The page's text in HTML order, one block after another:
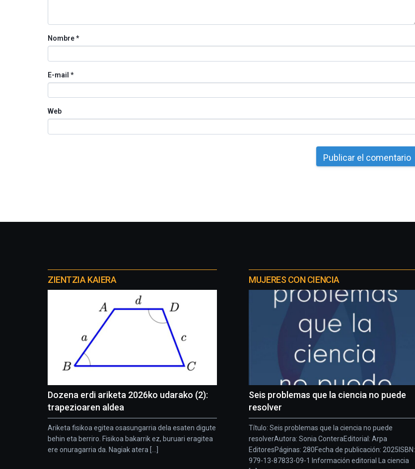
Nombre*
E-mail *
Web
proyectos
ZIENTZIA KAIERA
Dozena erdi ariketa 2026ko udarako (2):
trapezioaren aldea
Ariketa fisikoa egitea osasungarria dela esaten digute
behin eta berriro. Fisikoa bakarrik ez, buruari eragitea
ere onuragarria da. Nagiak atera [...]
MUJERES CON CIENCIA
Seis problemas que la ciencia no puede
resolver
Título: Seis problemas que la ciencia no puede
resolverAutora: Sonia ConteraEditorial: Arpa
EditoresPáginas: 280Fecha de publicación: 2025ISBN:
979-13-87833-09-1 Información editorial La ciencia